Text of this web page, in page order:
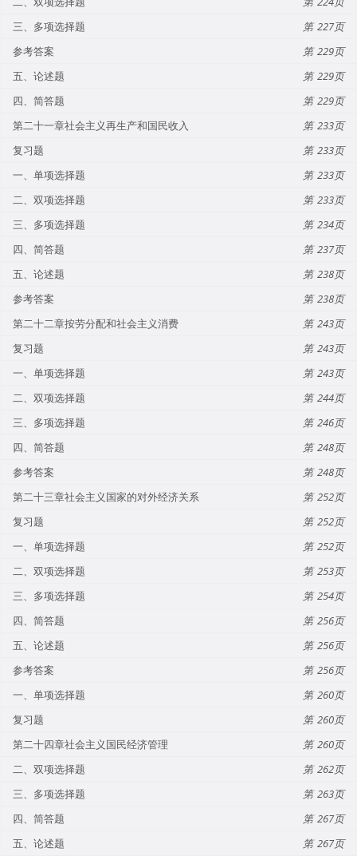
三、多项选择题
227
参考答案
229
五、论述题
229
四、简答题
229
第二十一章社会主义再生产和国民收入
233
复习题
233
一、单项选择题
233
二、双项选择题
233
三、多项选择题
234
四、简答题
237
五、论述题
238
参考答案
238
第二十二章按劳分配和社会主义消费
243
复习题
243
一、单项选择题
243
二、双项选择题
244
三、多项选择题
246
四、简答题
248
参考答案
248
第二十三章社会主义国家的对外经济关系
252
复习题
252
一、单项选择题
252
二、双项选择题
253
三、多项选择题
254
四、简答题
256
五、论述题
256
参考答案
256
一、单项选择题
260
复习题
260
第二十四章社会主义国民经济管理
260
二、双项选择题
262
三、多项选择题
263
四、简答题
267
五、论述题
267